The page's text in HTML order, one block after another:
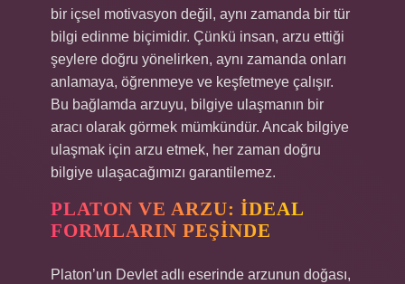
bir içsel motivasyon değil, aynı zamanda bir tür
bilgi edinme biçimidir. Çünkü insan, arzu ettiği
şeylere doğru yönelirken, aynı zamanda onları
anlamaya, öğrenmeye ve keşfetmeye çalışır.
Bu bağlamda arzuyu, bilgiye ulaşmanın bir
aracı olarak görmek mümkündür. Ancak bilgiye
ulaşmak için arzu etmek, her zaman doğru
bilgiye ulaşacağımızı garantilemez.
PLATON VE ARZU: İDEAL
FORMLARIN PEŞINDE
Platon’un Devlet adlı eserinde arzunun doğası,